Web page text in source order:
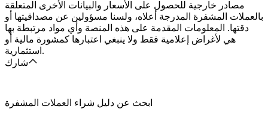
مصادر خارجية للحصول على الأسعار والبيانات الأخرى المتعلقة
بالعملات المشفرة المدرجة أعلاه، ولسنا مسؤولين عن مصداقيتها أو
دقتها. المعلومات المقدمة على هذه المنصة وأي مواد مرتبطة بها
هي لأغراض إعلامية فقط ولا ينبغي اعتبارها كمشورة مالية أو
استثمارية.
شارك
ابحث عن دليل شراء العملات المشفرة